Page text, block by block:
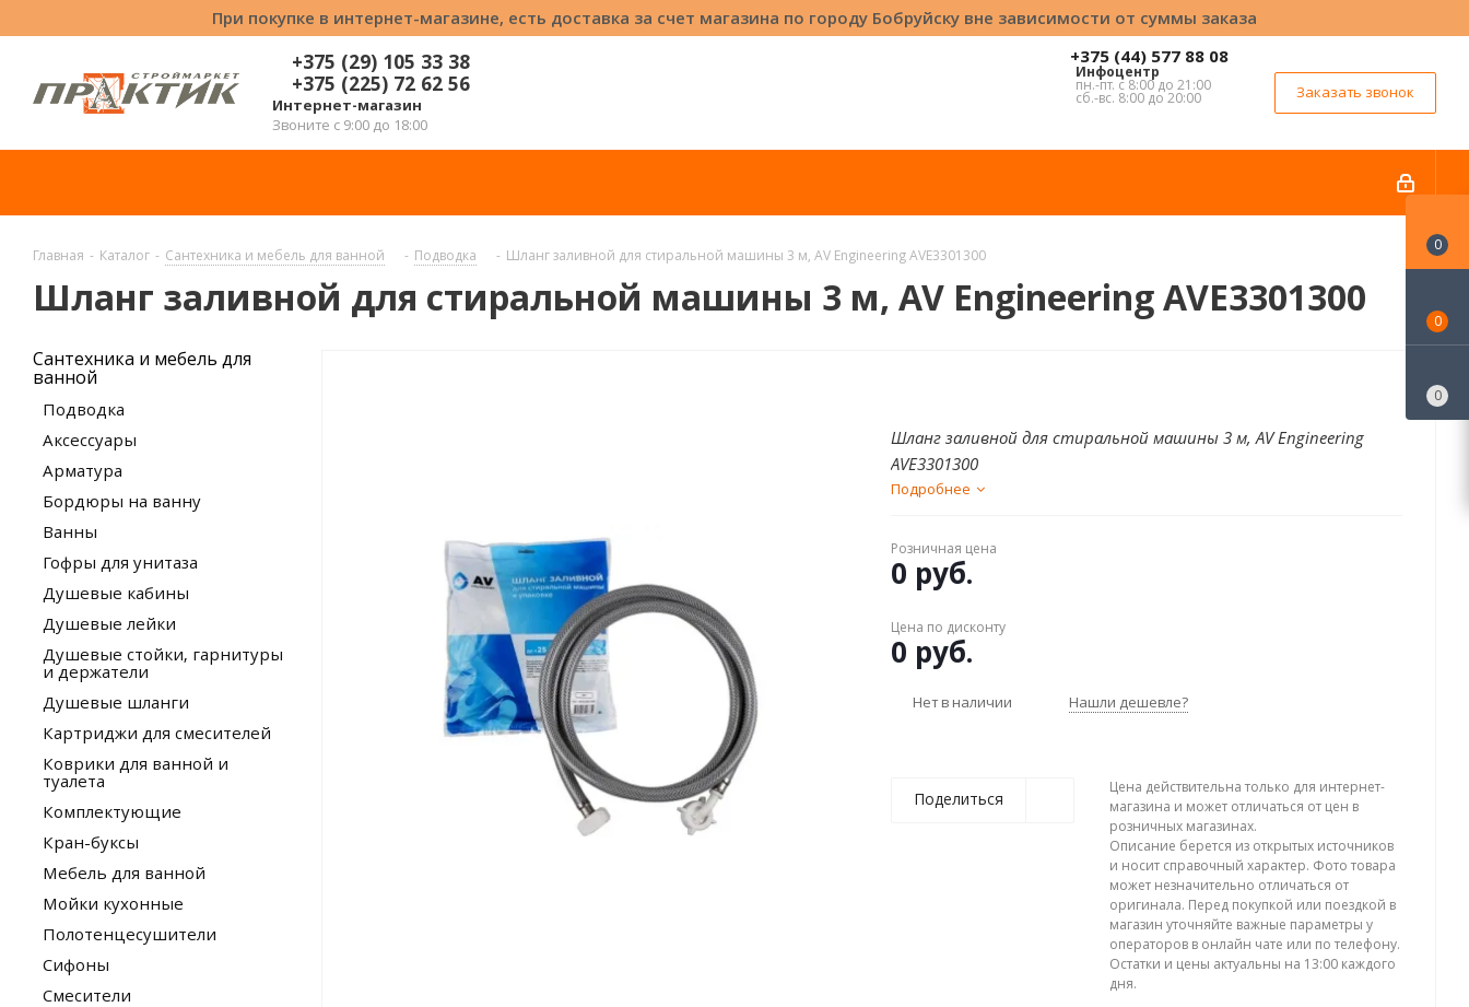
При покупке в интернет-магазине, есть доставка за счет магазина по городу Бобруйску вне зависимости от суммы заказа
+375 (29) 105 33 38
+375 (225) 72 62 56
Интернет-магазин
Звоните с 9:00 до 18:00
+375 (44) 577 88 08
Инфоцентр
пн.-пт. с 8:00 до 21:00
сб.-вс. 8:00 до 20:00 Заказать звонок
Главная - Каталог - Сантехника и мебель для ванной - Подводка - Шланг заливной для стиральной машины 3 м, AV Engineering AVE3301300
Шланг заливной для стиральной машины 3 м, AV Engineering AVE3301300
Шланг заливной для стиральной машины 3 м, AV Engineering
AVE3301300
Подробнее
Розничная цена
0 руб.
Цена по дисконту
0 руб.
Нет в наличии Нашли дешевле?
Поделиться
Цена действительна только для интернет-
магазина и может отличаться от цен в
розничных магазинах.
Описание берется из открытых источников
и носит справочный характер. Фото товара
может незначительно отличаться от
оригинала. Перед покупкой или поездкой в
магазин уточняйте важные параметры у
операторов в онлайн чате или по телефону.
Остатки и цены актуальны на 13:00 каждого
дня.
Сантехника и мебель для
ванной
Подводка
Аксессуары
Арматура
Бордюры на ванну
Ванны
Гофры для унитаза
Душевые кабины
Душевые лейки
Душевые стойки, гарнитуры
и держатели
Душевые шланги
Картриджи для смесителей
Коврики для ванной и
туалета
Комплектующие
Кран-буксы
Мебель для ванной
Мойки кухонные
Полотенцесушители
Сифоны
Смесители
0
0
0